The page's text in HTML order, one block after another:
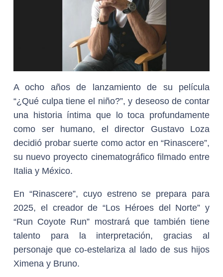
A ocho años de lanzamiento de su película
“¿Qué culpa tiene el niño?”, y deseoso de contar
una historia íntima que lo toca profundamente
como ser humano, el director Gustavo Loza
decidió probar suerte como actor en “Rinascere”,
su nuevo proyecto cinematográfico filmado entre
Italia y México.
En “Rinascere”, cuyo estreno se prepara para
2025, el creador de “Los Héroes del Norte” y
“Run Coyote Run” mostrará que también tiene
talento para la interpretación, gracias al
personaje que co-estelariza al lado de sus hijos
Ximena y Bruno.